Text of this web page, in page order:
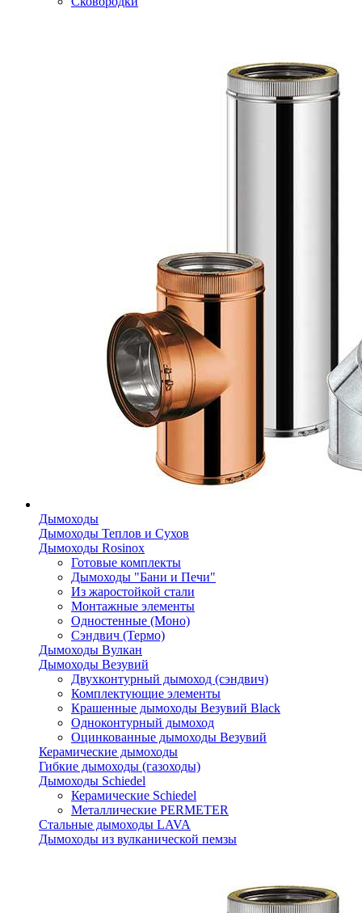
Дымоходы
Дымоходы Теплов и Сухов
Дымоходы Rosinox
Готовые комплекты
Дымоходы "Бани и Печи"
Из жаростойкой стали
Монтажные элементы
Одностенные (Моно)
Сэндвич (Термо)
Дымоходы Вулкан
Дымоходы Везувий
Двухконтурный дымоход (сэндвич)
Комплектующие элементы
Крашенные дымоходы Везувий Black
Одноконтурный дымоход
Оцинкованные дымоходы Везувий
Керамические дымоходы
Гибкие дымоходы (газоходы)
Дымоходы Schiedel
Керамические Schiedel
Металлические PERMETER
Стальные дымоходы LAVA
Дымоходы из вулканической пемзы